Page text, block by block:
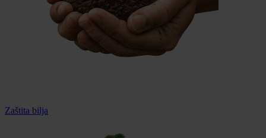
Zaštita bilja